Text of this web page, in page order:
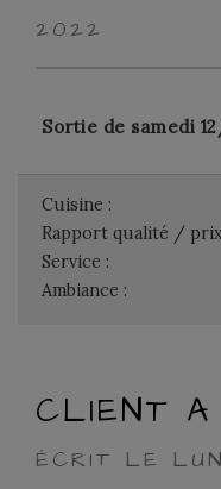
2022
Sortie de samedi
Cuisine :
Rapport qualité /
Service :
Ambiance :
CLIENT A
ÉCRIT LE